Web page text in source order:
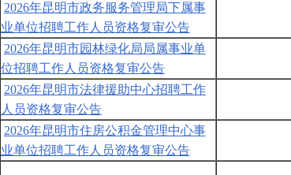
2026年昆明市政务服务管理局下属事
业单位招聘工作人员资格复审公告
2026年昆明市园林绿化局局属事业单
位招聘工作人员资格复审公告
2026年昆明市法律援助中心招聘工作
人员资格复审公告
2026年昆明市住房公积金管理中心事
业单位招聘工作人员资格复审公告